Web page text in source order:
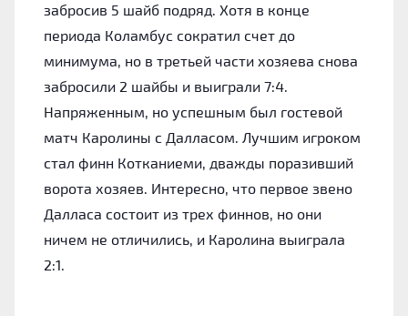
забросив 5 шайб подряд. Хотя в конце
периода Коламбус сократил счет до
минимума, но в третьей части хозяева снова
забросили 2 шайбы и выиграли 7:4.
Напряженным, но успешным был гостевой
матч Каролины с Далласом. Лучшим игроком
стал финн Котканиеми, дважды поразивший
ворота хозяев. Интересно, что первое звено
Далласа состоит из трех финнов, но они
ничем не отличились, и Каролина выиграла
2:1.